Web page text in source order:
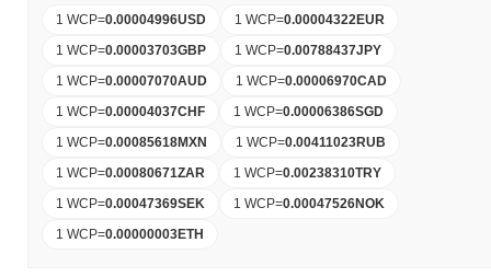
1 WCP=0.00004996USD 1 WCP=0.00004322EUR
1 WCP=0.00003703GBP 1 WCP=0.00788437JPY
1 WCP=0.00007070AUD 1 WCP=0.00006970CAD
1 WCP=0.00004037CHF 1 WCP=0.00006386SGD
1 WCP=0.00085618MXN 1 WCP=0.00411023RUB
1 WCP=0.00080671ZAR 1 WCP=0.00238310TRY
1 WCP=0.00047369SEK 1 WCP=0.00047526NOK
1 WCP=0.00000003ETH